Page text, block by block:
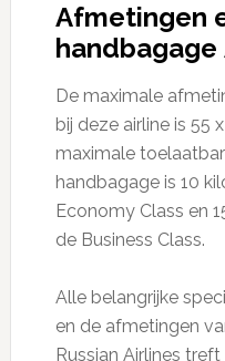
Afmetingen
De maximale
bij deze airline is 55
maximale
handbagage is 10
Economy Class en
de Business Class.
Alle belangrijke
en de afmetingen
Russian Airlines